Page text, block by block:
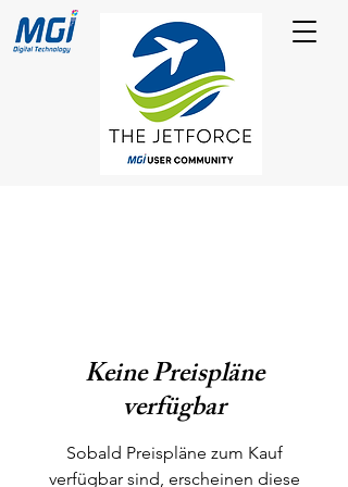
Keine Preispläne
verfügbar
Sobald Preispläne zum Kauf
verfügbar sind, erscheinen diese